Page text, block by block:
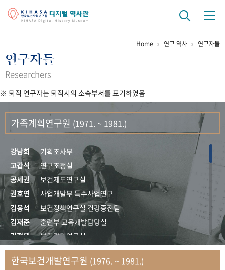
걸어온 길 기관 변천사
연구 역사
정책과 연구 키워드로 보는 연구 역사
연구자들
간행물 변천사
기록물 아카이브
사진 아카이브 문서 기록물 행정박물 영상 기록물
50+1주년 기념
성과 50선 숫자로 보는 50년
세계와 함께 한 KIHASA
Home 연구 역사 연구자들
연구자들
Researchers
※ 퇴직 연구자는 퇴직시의 소속부서를 표기하였음
가족계획연구원 (1971. ~ 1981.)
강남희
기획조사부
고갑석
연구조정실
공세권
보건제도연구실
권호연
사업개발부 특수사업연구
김응석
보건정책연구실 건강증진팀
김재준
훈련부 교육개발담당실
김정태
보건관리연구실
김지자
연구부 사회개발담당실
김태룡
조사평가부 연구과
한국보건개발연구원 (1976. ~ 1981.)